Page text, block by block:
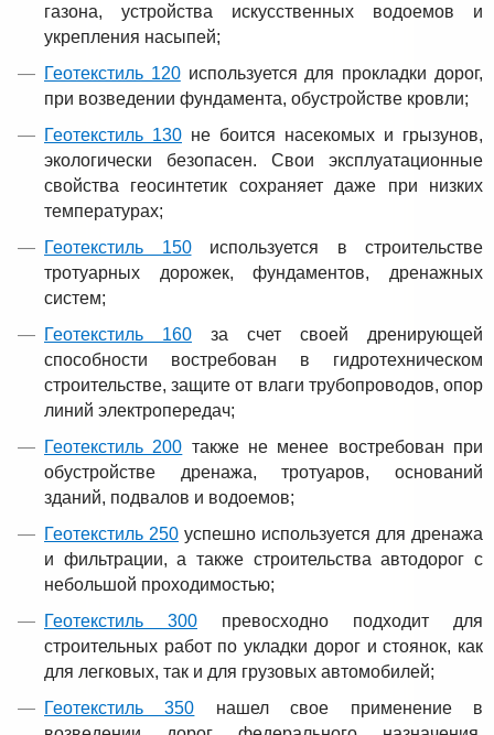
газона, устройства искусственных водоемов и
укрепления насыпей;
Геотекстиль 120используется для прокладки дорог,
при возведении фундамента, обустройстве кровли;
Геотекстиль 130 не боится насекомых и грызунов,
экологически безопасен. Свои эксплуатационные
свойства геосинтетик сохраняет даже при низких
температурах;
Геотекстиль 150используется в строительстве
тротуарных дорожек, фундаментов, дренажных
систем;
Геотекстиль 160 за счет своей дренирующей
способности востребован в гидротехническом
строительстве, защите от влаги трубопроводов, опор
линий электропередач;
Геотекстиль 200 также не менее востребован при
обустройстве дренажа, тротуаров, оснований
зданий, подвалов и водоемов;
Геотекстиль 250 успешно используется для дренажа
и фильтрации, а также строительства автодорог с
небольшой проходимостью;
Геотекстиль 300 превосходно подходит для
строительных работ по укладки дорог и стоянок, как
для легковых, так и для грузовых автомобилей;
Геотекстиль 350 нашел свое применение в